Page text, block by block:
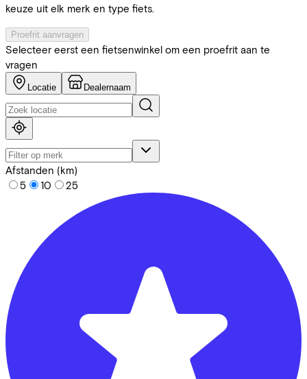
keuze uit elk merk en type fiets.
Proefrit aanvragen
Selecteer eerst een fietsenwinkel om een proefrit aan te
vragen
Locatie Dealernaam
Afstanden (km)
5
10 25